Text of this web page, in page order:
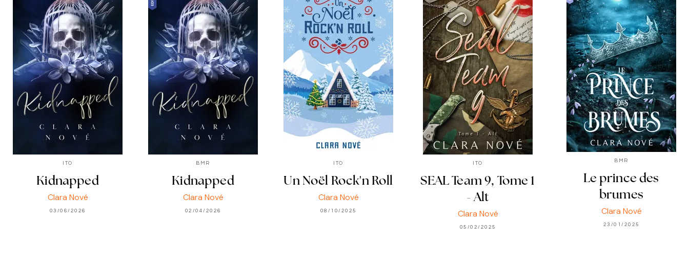
ITO
Kidnapped
Clara Nové
03/06/2026
BMR
Kidnapped
Clara Nové
02/04/2026
ITO
Un Noël Rock'n Roll
Clara Nové
08/10/2025
ITO
SEAL Team 9, Tome 1
- Alt
Clara Nové
05/02/2025
BMR
Le prince des
brumes
Clara Nové
23/01/2025